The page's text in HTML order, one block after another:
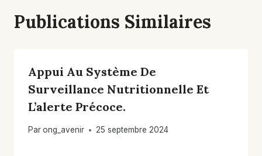
Publications Similaires
Appui Au Système De
Surveillance Nutritionnelle Et
L’alerte Précoce.
Parong_avenir 25 septembre 2024